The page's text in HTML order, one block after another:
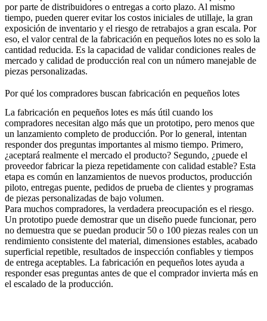
por parte de distribuidores o entregas a corto plazo. Al mismo
tiempo, pueden querer evitar los costos iniciales de utillaje, la gran
exposición de inventario y el riesgo de retrabajos a gran escala. Por
eso, el valor central de la fabricación en pequeños lotes no es solo la
cantidad reducida. Es la capacidad de validar condiciones reales de
mercado y calidad de producción real con un número manejable de
piezas personalizadas.
Por qué los compradores buscan fabricación en pequeños lotes
La fabricación en pequeños lotes es más útil cuando los
compradores necesitan algo más que un prototipo, pero menos que
un lanzamiento completo de producción. Por lo general, intentan
responder dos preguntas importantes al mismo tiempo. Primero,
¿aceptará realmente el mercado el producto? Segundo, ¿puede el
proveedor fabricar la pieza repetidamente con calidad estable? Esta
etapa es común en lanzamientos de nuevos productos, producción
piloto, entregas puente, pedidos de prueba de clientes y programas
de piezas personalizadas de bajo volumen.
Para muchos compradores, la verdadera preocupación es el riesgo.
Un prototipo puede demostrar que un diseño puede funcionar, pero
no demuestra que se puedan producir 50 o 100 piezas reales con un
rendimiento consistente del material, dimensiones estables, acabado
superficial repetible, resultados de inspección confiables y tiempos
de entrega aceptables. La fabricación en pequeños lotes ayuda a
responder esas preguntas antes de que el comprador invierta más en
el escalado de la producción.